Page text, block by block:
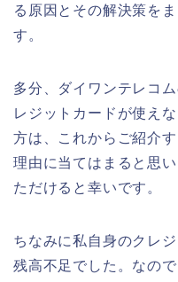
る原因とその解決策を
す。
多分、ダイワンテレコ
レジットカードが使え
方は、これからご紹介
理由に当てはまると思
ただけると幸いです。
ちなみに私自身のクレ
残高不足でした。なの